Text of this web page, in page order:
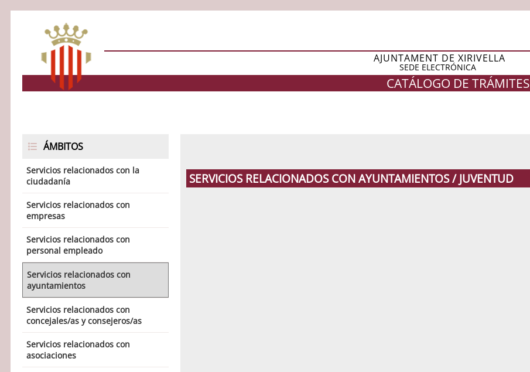
SEDE ELECTRÓNICA
AJUNTAMENT DE XIRIVELLA
CATÁLOGO DE TRÁMITES
ÁMBITOS
Servicios relacionados con la
ciudadanía
Servicios relacionados con
empresas
Servicios relacionados con
personal empleado
Servicios relacionados con
ayuntamientos
Servicios relacionados con
concejales/as y consejeros/as
Servicios relacionados con
asociaciones
SERVICIOS RELACIONADOS CON AYUNTAMIENTOS / JUVENTUD